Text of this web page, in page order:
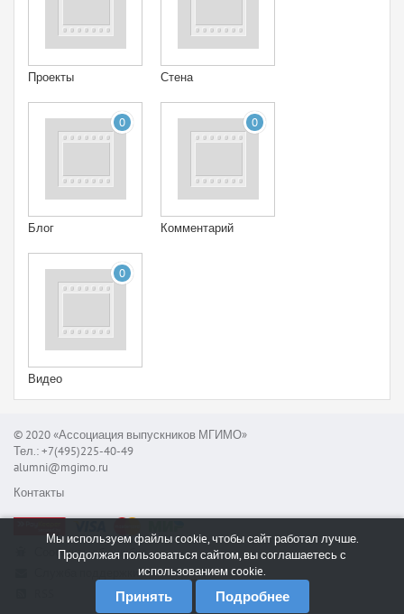
Проекты Стена
0
Блог
0
Комментарий
0
Видео
© 2020 «Ассоциация выпускников МГИМО»
Тел.: +7(495)225-40-49
alumni@mgimo.ru
Контакты
Сообщить об ошибке
Мы используем файлы cookie, чтобы сайт работал лучше.
Продолжая пользоваться сайтом, вы соглашаетесь с
использованием cookie.
Принять Подробнее